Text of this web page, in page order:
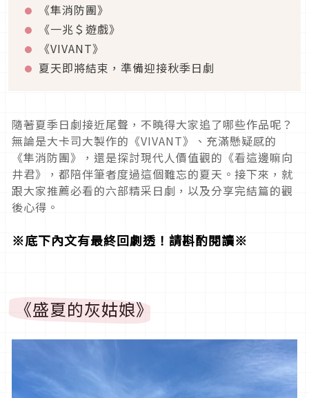
《隼消防團》
《一兆＄遊戲》
《VIVANT》
夏天即將結束，準備迎接秋季日劇
隨著夏季日劇接近尾聲，不曉得大家追了哪些作品呢？
無論是大卡司大製作的《VIVANT》、充滿懸疑感的
《隼消防團》，還是探討現代人價值觀的《看這邊嘛向
井君》，都陪伴筆者度過這個難忘的夏天。接下來，就
跟大家推薦必看的六部精采日劇，以及分享完結篇的觀
後心得。
※底下內文有最終回劇透！請斟酌閱讀※
《盛夏的灰姑娘》